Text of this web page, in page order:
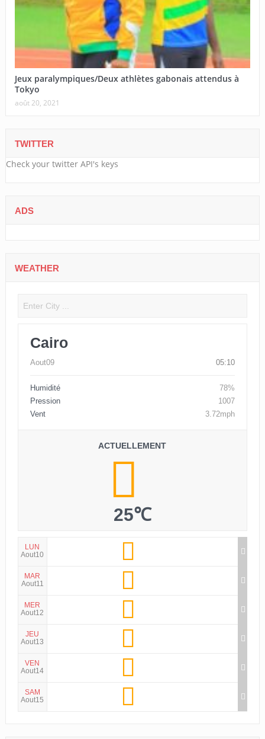
Jeux paralympiques/Deux athlètes gabonais attendus à
Tokyo
août 20, 2021
TWITTER
Check your twitter API's keys
ADS
WEATHER
Cairo
Aout09 05:10
Humidité
78%
Pression
1007
Vent
3.72mph
ACTUELLEMENT
25℃
LUN
Aout10
MAR
Aout11
MER
Aout12
JEU
Aout13
VEN
Aout14
SAM
Aout15